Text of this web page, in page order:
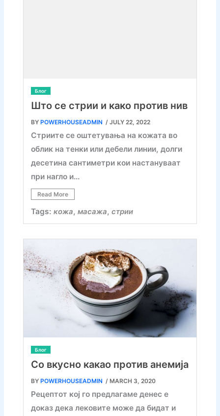
Блог
Што се стрии и како против нив
BY POWERHOUSEADMIN / JULY 22, 2022
Стриите се оштетувања на кожата во
облик на тенки или дебели линии, долги
десетина сантиметри кои настануваат
при нагло и…
Read More
Tags: кожа, масажа, стрии
Блог
Со вкусно какао против анемија
BY POWERHOUSEADMIN / MARCH 3, 2020
Рецептот кој го предлагаме денес е
доказ дека лековите може да бидат и